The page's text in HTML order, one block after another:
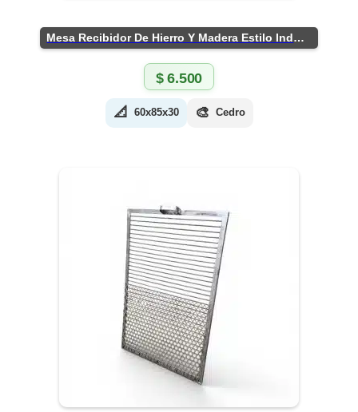
Mesa Recibidor De Hierro Y Madera Estilo Industrial
$6.500
📐 60x85x30 🎨 Cedro